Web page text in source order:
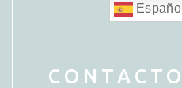
Español
CONTACTO